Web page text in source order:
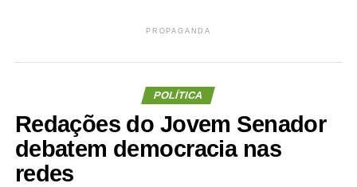
PROPAGANDA
POLÍTICA
Redações do Jovem Senador
debatem democracia nas
redes